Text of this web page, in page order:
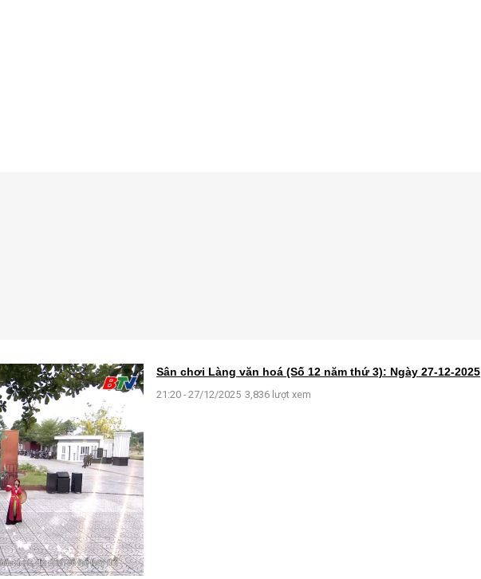
Sân chơi Làng văn hoá (Số 12 năm thứ 3): Ngày 27-12-2025
21:20 - 27/12/2025 3,836 lượt xem